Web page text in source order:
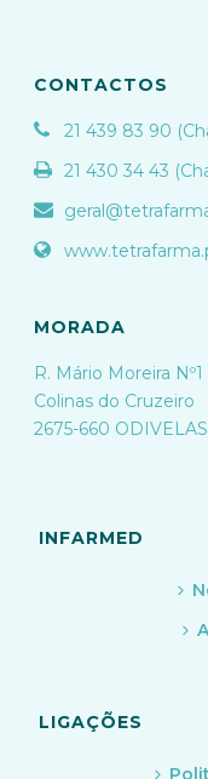
CONTACTOS
21 439 83 90
21 430 34 43
MORADA
R. Mário Moreira Nº1
Colinas do Cruzeiro
2675-660 ODIVELAS
INFARMED
LIGAÇÕES